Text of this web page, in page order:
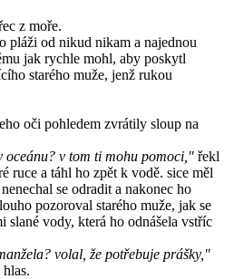
z moře.
pláži od nikud nikam a najednou
jak rychle mohl, aby poskytl
starého muže, jenž rukou
oči pohledem zvrátily sloup na
oceánu? v tom ti mohu pomoci," řekl
ruce a táhl ho zpět k vodě. sice měl
se odradit a nakonec ho
pozoroval starého muže, jak se
slané vody, která ho odnášela vstříc
volal, že potřebuje prášky,"